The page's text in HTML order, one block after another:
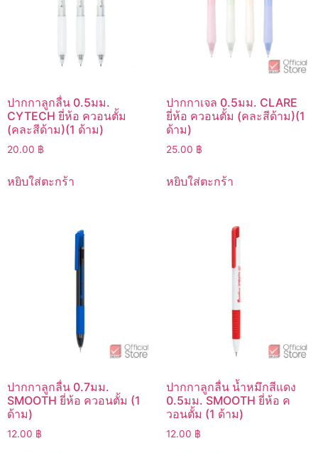
ปากกาลูกลื่น 0.5มม.
CYTECH ยี่ห้อ ควอนตั้ม
(คละสีด้าม)(1 ด้าม)
20.00 ฿
หยิบใส่ตะกร้า
ปากกาเจล 0.5มม. CLARE
ยี่ห้อ ควอนตั้ม (คละสีด้าม)(1
ด้าม)
25.00 ฿
หยิบใส่ตะกร้า
ปากกาลูกลื่น 0.7มม.
SMOOTH ยี่ห้อ ควอนตั้ม (1
ด้าม)
12.00 ฿
ปากกาลูกลื่น น้ำหมึกสีแดง
0.5มม. SMOOTH ยี่ห้อ ค
วอนตั้ม (1 ด้าม)
12.00 ฿